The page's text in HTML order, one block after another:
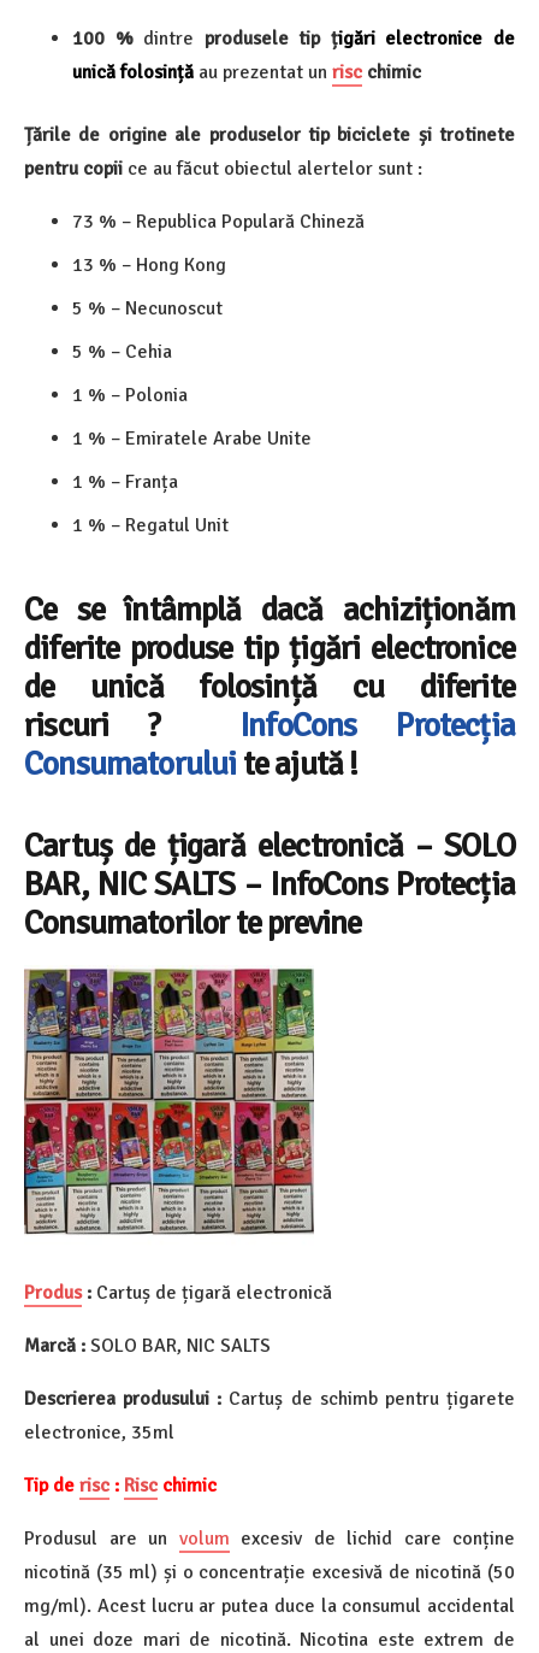
100 % dintre produsele tip țigări electronice de
unică folosință au prezentat un risc chimic
Țările de origine ale produselor tip biciclete și trotinete
pentru copii ce au făcut obiectul alertelor sunt :
73 % – Republica Populară Chineză
13 % – Hong Kong
5 % – Necunoscut
5 % – Cehia
1 % – Polonia
1 % – Emiratele Arabe Unite
1 % – Franța
1 % – Regatul Unit
Ce se întâmplă dacă achiziționăm
diferite produse tip țigări electronice
de unică folosință cu diferite
riscuri? InfoCons
Protecția
Consumatorului te ajută !
Cartuș de țigară electronică – SOLO
BAR, NIC SALTS – InfoCons Protecția
Consumatorilor te previne
Produs: Cartuș de țigară electronică
Marcă : SOLO BAR, NIC SALTS
Descrierea produsului : Cartuș de schimb pentru țigarete
electronice, 35ml
Tip de risc : Risc chimic
Produsul are un volum excesiv de lichid care conține
nicotină (35 ml) și o concentrație excesivă de nicotină (50
mg/ml). Acest lucru ar putea duce la consumul accidental
al unei doze mari de nicotină. Nicotina este extrem de